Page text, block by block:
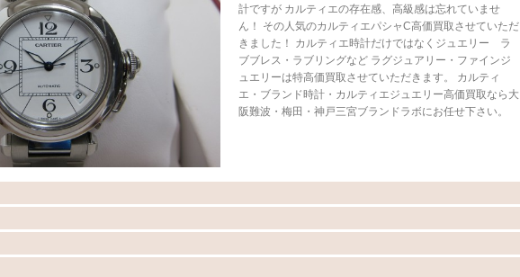
計ですが カルティエの存在感、高級感は忘れていませ
ん！ その人気のカルティエパシャC高価買取させていただ
きました！ カルティエ時計だけではなくジュエリー ラ
ブブレス・ラブリングなど ラグジュアリー・ファインジ
ュエリーは特高価買取させていただきます。 カルティ
エ・ブランド時計・カルティエジュエリー高価買取なら大
阪難波・梅田・神戸三宮ブランドラボにお任せ下さい。